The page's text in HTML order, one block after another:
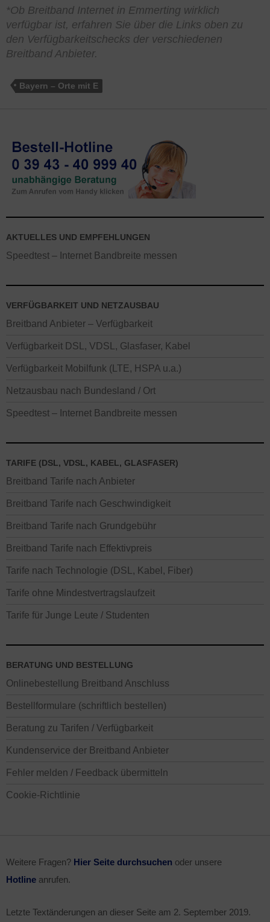
*Ob Breitband Internet in Emmerting wirklich
verfügbar ist, erfahren Sie über die Links oben zu
den Verfügbarkeitschecks der verschiedenen
Breitband Anbieter.
Bayern – Orte mit E
AKTUELLES UND EMPFEHLUNGEN
Speedtest – Internet Bandbreite messen
VERFÜGBARKEIT UND NETZAUSBAU
Breitband Anbieter – Verfügbarkeit
Verfügbarkeit DSL, VDSL, Glasfaser, Kabel
Verfügbarkeit Mobilfunk (LTE, HSPA u.a.)
Netzausbau nach Bundesland / Ort
Speedtest – Internet Bandbreite messen
TARIFE (DSL, VDSL, KABEL, GLASFASER)
Breitband Tarife nach Anbieter
Breitband Tarife nach Geschwindigkeit
Breitband Tarife nach Grundgebühr
Breitband Tarife nach Effektivpreis
Tarife nach Technologie (DSL, Kabel, Fiber)
Tarife ohne Mindestvertragslaufzeit
Tarife für Junge Leute / Studenten
BERATUNG UND BESTELLUNG
Onlinebestellung Breitband Anschluss
Bestellformulare (schriftlich bestellen)
Beratung zu Tarifen / Verfügbarkeit
Kundenservice der Breitband Anbieter
Fehler melden / Feedback übermitteln
Cookie-Richtlinie
Weitere Fragen? Hier Seite durchsuchen oder unsere
Hotline anrufen.
Letzte Textänderungen an dieser Seite am 2. September 2019.